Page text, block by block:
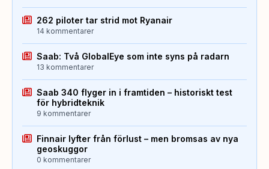
262 piloter tar strid mot Ryanair
14 kommentarer
Saab: Två GlobalEye som inte syns på radarn
13 kommentarer
Saab 340 flyger in i framtiden – historiskt test
för hybridteknik
9 kommentarer
Finnair lyfter från förlust – men bromsas av nya
geoskuggor
0 kommentarer